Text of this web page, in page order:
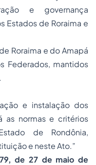
e governança
Estados de Roraima e
Roraima e do Amapá
Federados, mantidos
e instalação dos
as normas e critérios
de Rondônia,
e neste Ato.”
de 27 de maio de